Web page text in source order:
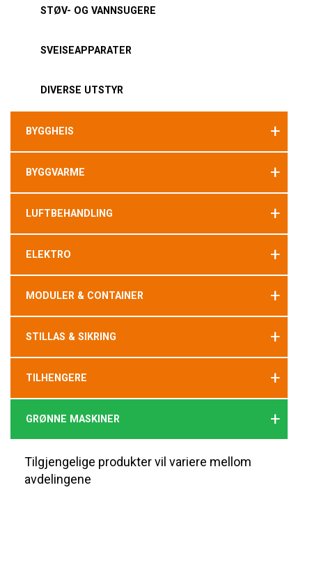
STØV- OG VANNSUGERE
SVEISEAPPARATER
DIVERSE UTSTYR
BYGGHEIS +
BYGGVARME +
LUFTBEHANDLING +
ELEKTRO +
MODULER & CONTAINER +
STILLAS & SIKRING +
TILHENGERE +
GRØNNE MASKINER +
Tilgjengelige produkter vil variere mellom
avdelingene